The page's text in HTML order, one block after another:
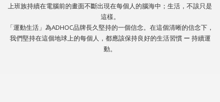
上班族持續在電腦前的畫面不斷出現在每個人的腦海中；生活，不該只是
這樣。
「運動生活」為ADHOC品牌長久堅持的一個信念。在這個清晰的信念下，
我們堅持在這個地球上的每個人，都應該保持良好的生活習慣 ー 持續運
動。